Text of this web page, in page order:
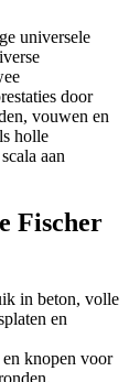
universele
door
vouwen en
holle
aan
Fischer
in beton, volle
en
knopen voor